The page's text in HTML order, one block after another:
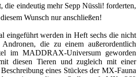
eindeutig mehr Sepp Nüssli! forderten,
Wunsch nur anschließen!
eingeführt werden in Heft sechs die nicht
Andronen, die zu einem außerordentlich
im MADDRAX-Universum geworden
diesen Tieren und zugleich mit einer
eines Stückes der MX-Fauna